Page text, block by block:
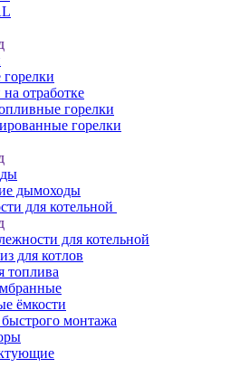
горелки
отработке
горелки
горелки
дымоходы
для котельной
для котельной
для котлов
топлива
ёмкости
монтажа